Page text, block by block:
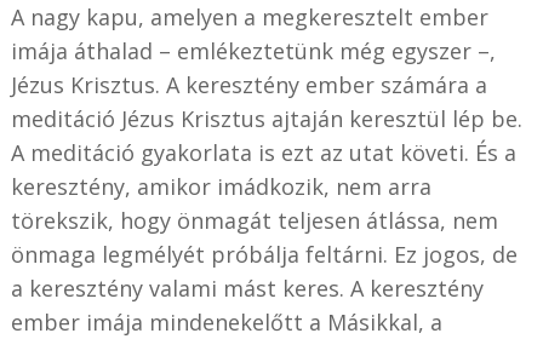
A nagy kapu, amelyen a megkeresztelt ember
imája áthalad – emlékeztetünk még egyszer –,
Jézus Krisztus. A keresztény ember számára a
meditáció Jézus Krisztus ajtaján keresztül lép be.
A meditáció gyakorlata is ezt az utat követi. És a
keresztény, amikor imádkozik, nem arra
törekszik, hogy önmagát teljesen átlássa, nem
önmaga legmélyét próbálja feltárni. Ez jogos, de
a keresztény valami mást keres. A keresztény
ember imája mindenekelőtt a Másikkal, a